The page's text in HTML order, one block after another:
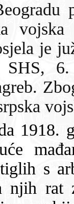
potpisali
vojska
te, na poziv
6.
Zbog
godine
s